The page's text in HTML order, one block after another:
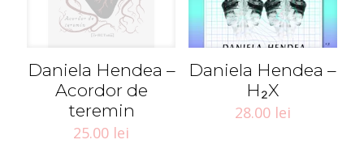
Daniela Hendea –
Acordor de
teremin
25.00 lei
Daniela Hendea –
H₂X
28.00 lei